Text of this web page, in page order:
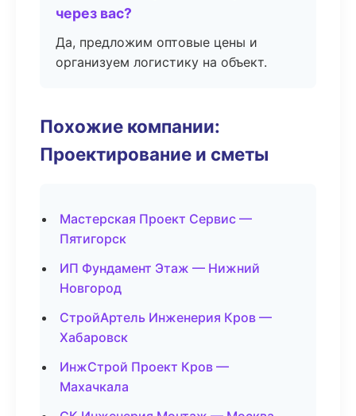
через вас?
Да, предложим оптовые цены и
организуем логистику на объект.
Похожие компании:
Проектирование и сметы
Мастерская Проект Сервис —
Пятигорск
ИП Фундамент Этаж — Нижний
Новгород
СтройАртель Инженерия Кров —
Хабаровск
ИнжСтрой Проект Кров —
Махачкала